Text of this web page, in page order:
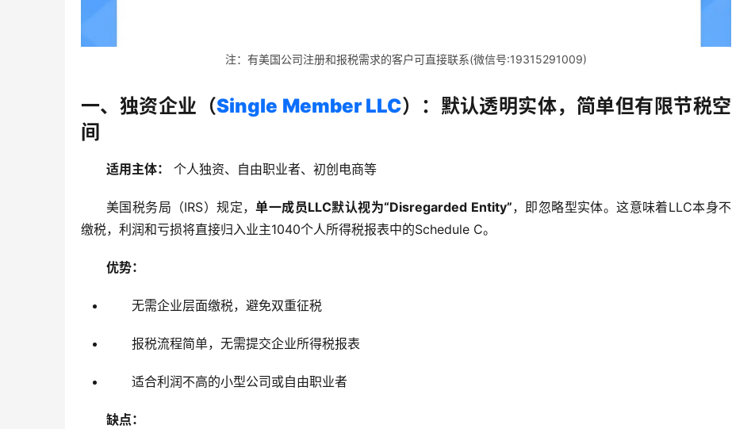
注：有美国公司注册和报税需求的客户可直接联系(微信号:19315291009)
一、独资企业（Single Member LLC）：默认透明实体，简单但有限节税空
间
适用主体： 个人独资、自由职业者、初创电商等
美国税务局（IRS）规定，单一成员LLC默认视为“Disregarded Entity”，即忽略型实体。这意味着LLC本身不
缴税，利润和亏损将直接归入业主1040个人所得税报表中的Schedule C。
优势：
无需企业层面缴税，避免双重征税
报税流程简单，无需提交企业所得税报表
适合利润不高的小型公司或自由职业者
缺点：